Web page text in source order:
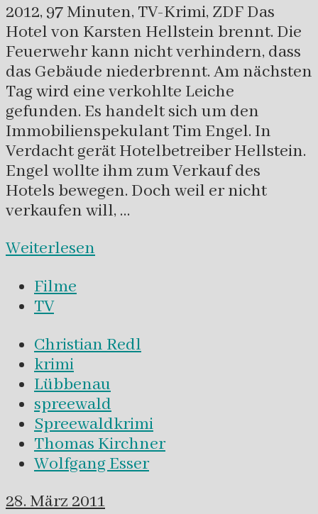
2012, 97 Minuten, TV-Krimi, ZDF Das
Hotel von Karsten Hellstein brennt. Die
Feuerwehr kann nicht verhindern, dass
das Gebäude niederbrennt. Am nächsten
Tag wird eine verkohlte Leiche
gefunden. Es handelt sich um den
Immobilienspekulant Tim Engel. In
Verdacht gerät Hotelbetreiber Hellstein.
Engel wollte ihm zum Verkauf des
Hotels bewegen. Doch weil er nicht
verkaufen will, …
Weiterlesen
Filme
TV
Christian Redl
krimi
Lübbenau
spreewald
Spreewaldkrimi
Thomas Kirchner
Wolfgang Esser
28. März 2011